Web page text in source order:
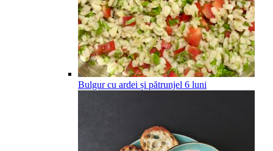
Bulgur cu ardei și pătrunjel 6 luni